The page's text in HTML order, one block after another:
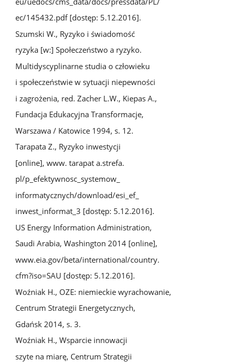
ec/145432.pdf [dostęp: 5.12.2016].
Szumski W., Ryzyko i świadomość
ryzyka [w:] Społeczeństwo a ryzyko.
Multidyscyplinarne studia o człowieku
i społeczeństwie w sytuacji niepewności
i zagrożenia, red. Zacher L.W., Kiepas A.,
Fundacja Edukacyjna Transformacje,
Warszawa / Katowice 1994, s. 12.
Tarapata Z., Ryzyko inwestycji
[online], www. tarapat a.strefa.
pl/p_efektywnosc_systemow_
informatycznych/download/esi_ef_
inwest_informat_3 [dostęp: 5.12.2016].
US Energy Information Administration,
Saudi Arabia, Washington 2014 [online],
www.eia.gov/beta/international/country.
cfm?iso=SAU [dostęp: 5.12.2016].
Woźniak H., OZE: niemieckie wyrachowanie,
Centrum Strategii Energetycznych,
Gdańsk 2014, s. 3.
Woźniak H., Wsparcie innowacji
szyte na miarę, Centrum Strategii